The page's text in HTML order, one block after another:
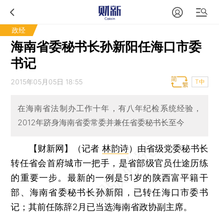
政经
海南省委秘书长孙新阳任海口市委
书记
2015年05月05日 18:55 T中
在海南省法制办工作十年，有八年纪检系统经验，
2012年跻身海南省委常委并兼任省委秘书长至今
【财新网】（记者 林韵诗） 由省级党委秘书长
转任省会首府城市一把手，是省部级官员仕途历练
的重要一步。最新的一例是51岁的陕西富平籍干
部、海南省委秘书长孙新阳，已转任海口市委书
记；其前任陈辞2月已当选海南省政协副主席。